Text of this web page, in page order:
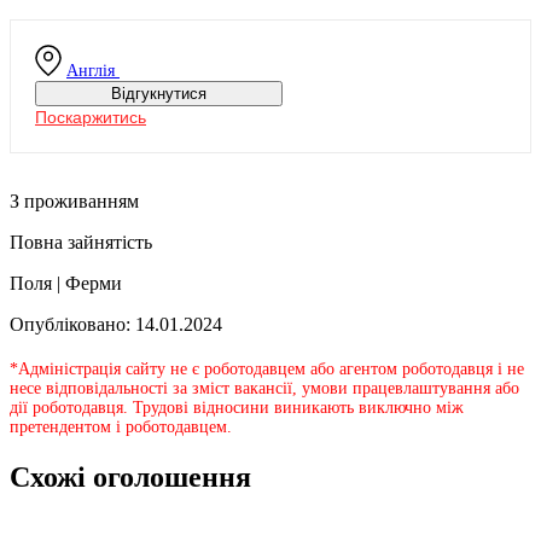
Англія
Відгукнутися
Поскаржитись
З проживанням
Повна зайнятість
Поля | Ферми
Опубліковано: 14.01.2024
*Адміністрація сайту не є роботодавцем або агентом роботодавця і не
несе відповідальності за зміст вакансії, умови працевлаштування або
дії роботодавця. Трудові відносини виникають виключно між
претендентом і роботодавцем.
Схожі оголошення